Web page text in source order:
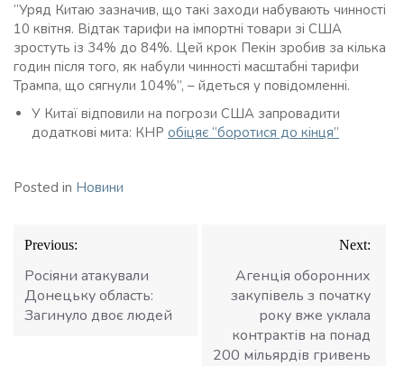
“Уряд Китаю зазначив, що такі заходи набувають чинності
10 квітня. Відтак тарифи на імпортні товари зі США
зростуть із 34% до 84%. Цей крок Пекін зробив за кілька
годин після того, як набули чинності масштабні тарифи
Трампа, що сягнули 104%”, – йдеться у повідомленні.
У Китаї відповили на погрози США запровадити
додаткові мита: КНР обіцяє “боротися до кінця”
Posted in Новини
Навігація
записів
Previous:
Росіяни атакували
Донецьку область:
Загинуло двоє людей
Next:
Агенція оборонних
закупівель з початку
року вже уклала
контрактів на понад
200 мільярдів гривень